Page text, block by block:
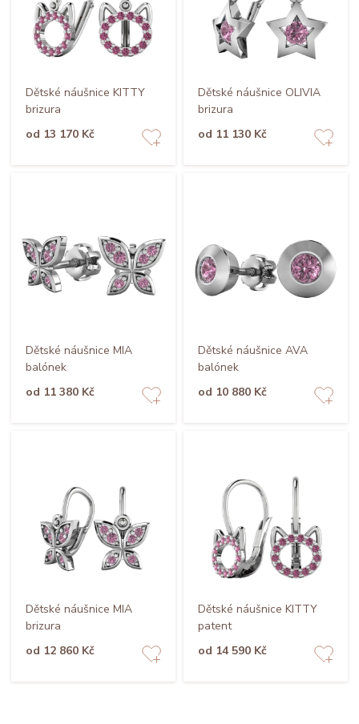
Dětské náušnice KITTY
brizura
od 13 170 Kč
Dětské náušnice OLIVIA
brizura
od 11 130 Kč
Dětské náušnice MIA
balónek
od 11 380 Kč
Dětské náušnice AVA
balónek
od 10 880 Kč
Dětské náušnice MIA
brizura
od 12 860 Kč
Dětské náušnice KITTY
patent
od 14 590 Kč